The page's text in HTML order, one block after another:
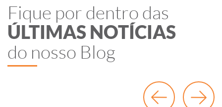
Fique por dentro das
ÚLTIMAS NOTÍCIAS
do nosso Blog
Anterior